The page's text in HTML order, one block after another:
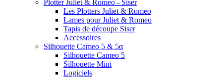
Plotter Juliet & Romeo - Siser
Les Plotters Juliet & Romeo
Lames pour Juliet & Romeo
Tapis de découpe Siser
Accessoires
Silhouette Cameo 5 & 5α
Silhouette Cameo 5
Silhouette Mint
Logiciels